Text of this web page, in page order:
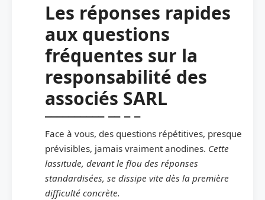
Les réponses rapides
aux questions
fréquentes sur la
responsabilité des
associés SARL
Face à vous, des questions répétitives, presque
prévisibles, jamais vraiment anodines. Cette
lassitude, devant le flou des réponses
standardisées, se dissipe vite dès la première
difficulté concrète.